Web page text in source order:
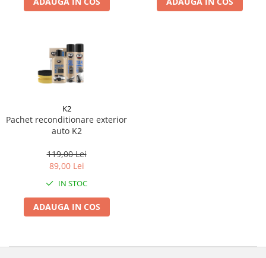
K2
Pachet reconditionare exterior
auto K2
119,00 Lei
89,00 Lei
IN STOC
ADAUGA IN COS